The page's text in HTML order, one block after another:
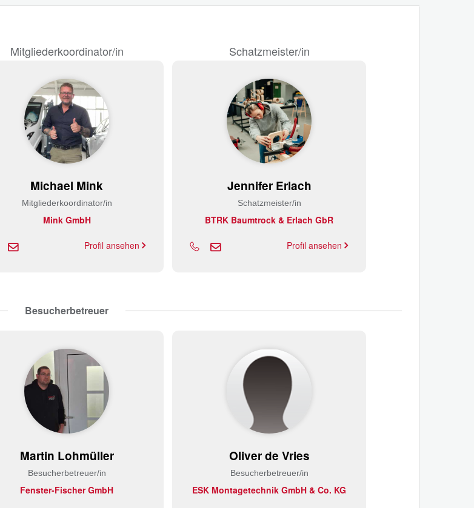
Mitgliederkoordinator/in
Michael Mink
Mitgliederkoordinator/in
Mink GmbH
Profil ansehen
Schatzmeister/in
Jennifer Erlach
Schatzmeister/in
BTRK Baumtrock & Erlach GbR
Profil ansehen
Besucherbetreuer
Martin Lohmüller
Besucherbetreuer/in
Fenster-Fischer GmbH
Oliver de Vries
Besucherbetreuer/in
ESK Montagetechnik GmbH & Co. KG